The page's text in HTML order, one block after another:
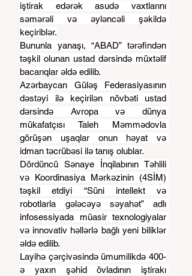
iştirak edərək asudə vaxtlarını
səmərəli və əyləncəli şəkildə
keçiriblər.
Bununla yanaşı, “ABAD” tərəfindən
təşkil olunan ustad dərsində müxtəlif
bacarıqlar əldə edilib.
Azərbaycan Güləş Federasiyasının
dəstəyi ilə keçirilən növbəti ustad
dərsində Avropa və dünya
mükafatçısı Taleh Məmmədovla
görüşən uşaqlar onun həyat və
idman təcrübəsi ilə tanış olublar.
Dördüncü Sənaye İnqilabının Təhlili
və Koordinasiya Mərkəzinin (4SİM)
təşkil etdiyi “Süni intellekt və
robotlarla gələcəyə səyahət” adlı
infosessiyada müasir texnologiyalar
və innovativ həllərlə bağlı yeni biliklər
əldə edilib.
Layihə çərçivəsində ümumilikdə 400-
ə yaxın şəhid övladının iştirakı